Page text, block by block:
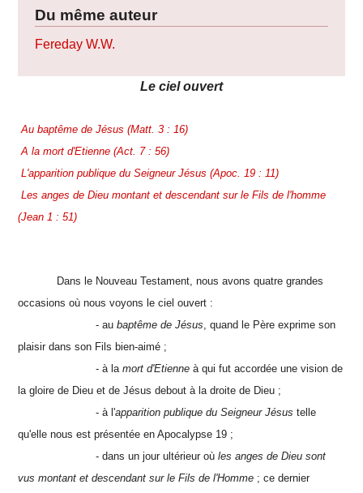
Du même auteur
Fereday W.W.
Le ciel ouvert
Au baptême de Jésus (Matt. 3 : 16)
A la mort d'Etienne (Act. 7 : 56)
L'apparition publique du Seigneur Jésus (Apoc. 19 : 11)
Les anges de Dieu montant et descendant sur le Fils de l'homme
(Jean 1 : 51)
Dans le Nouveau Testament, nous avons quatre grandes
occasions où nous voyons le ciel ouvert :
- aubaptême de Jésus, quand le Père exprime son
plaisir dans son Fils bien-aimé ;
- à lamort d'Etienne à qui fut accordée une vision de
la gloire de Dieu et de Jésus debout à la droite de Dieu ;
- à l'apparition publique du Seigneur Jésus telle
qu'elle nous est présentée en Apocalypse 19 ;
- dans un jour ultérieur oùles anges de Dieu sont
vus montant et descendant sur le Fils de l'Homme ; ce dernier